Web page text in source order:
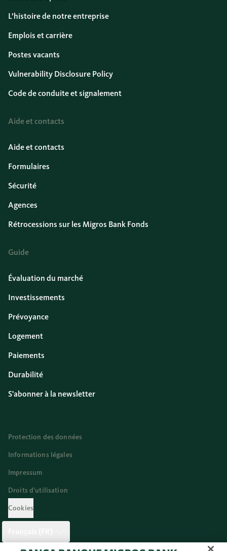
L’histoire de notre entreprise
Emplois et carrière
Postes vacants
Vulnerability Disclosure Policy
Code de conduite et signalement
Aide et contacts
Aide et contacts
Formulaires
Sécurité
Agences
Rétrocessions sur les Migros Bank Fonds
Guide
Évaluation du marché
Investissements
Prévoyance
Logement
Paiements
Durabilité
S'abonner à la newsletter
Protection des données
Informations légales
Impressum
Droits d’utilisation
Cookies